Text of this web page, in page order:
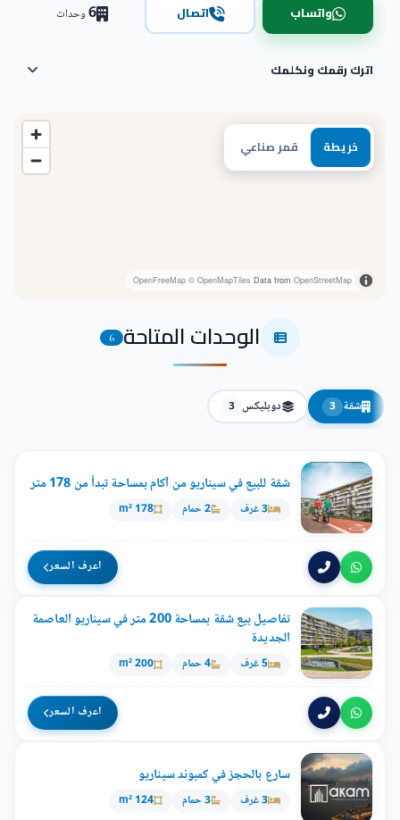
خريطة قمر صناعي
OpenFreeMap © OpenMapTiles Data from OpenStreetMap
واتساب اتصال 6وحدات
اترك رقمك ونكلمك
الوحدات المتاحة 6
شقة 3 دوبليكس 3
شقة للبيع في سيناريو من آكام بمساحة تبدأ من 178 متر
3 غرف 2 حمام 178 m²
اعرف السعر
تفاصيل بيع شقة بمساحة 200 متر في سيناريو العاصمة
الجديدة
5 غرف 4 حمام 200 m²
اعرف السعر
سارع بالحجز في كمبوند سيناريو
3 غرف 3 حمام 124 m²